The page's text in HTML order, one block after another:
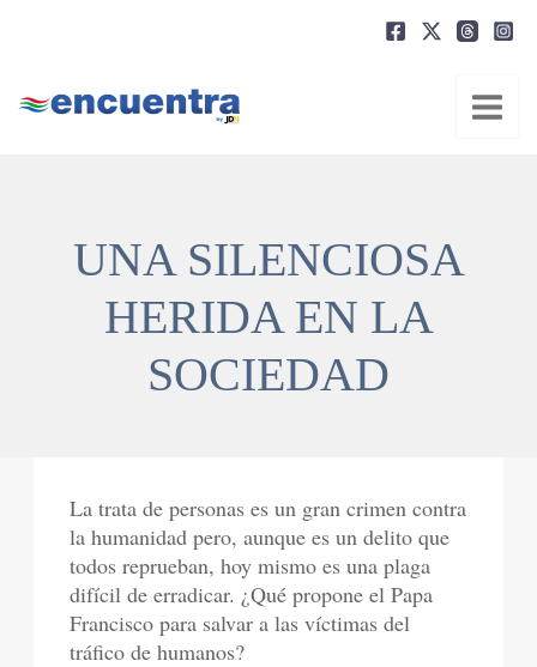
UNA SILENCIOSA
HERIDA EN LA
SOCIEDAD
La trata de personas es un gran crimen contra
la humanidad pero, aunque es un delito que
todos reprueban, hoy mismo es una plaga
difícil de erradicar. ¿Qué propone el Papa
Francisco para salvar a las víctimas del
tráfico de humanos?